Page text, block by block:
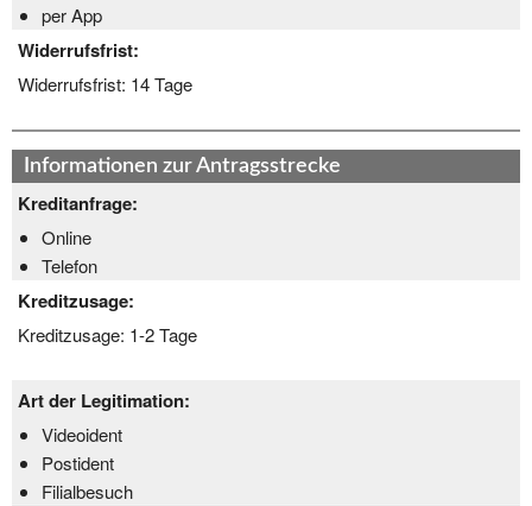
per App
Widerrufsfrist:
Widerrufsfrist: 14 Tage
Informationen zur Antragsstrecke
Kreditanfrage:
Online
Telefon
Kreditzusage:
Kreditzusage: 1-2 Tage
Art der Legitimation:
Videoident
Postident
Filialbesuch